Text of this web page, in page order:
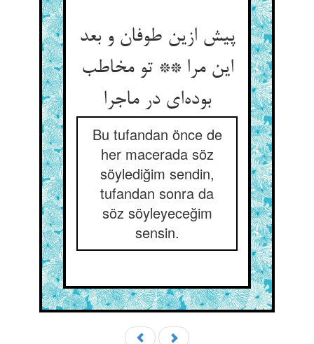
پیش ازین طوفان و بعد
این مرا ** تو مخاطب
بوده‌ای در ماجرا
Bu tufandan önce de
her macerada söz
söylediğim sendin,
tufandan sonra da
söz söyleyeceğim
sensin.